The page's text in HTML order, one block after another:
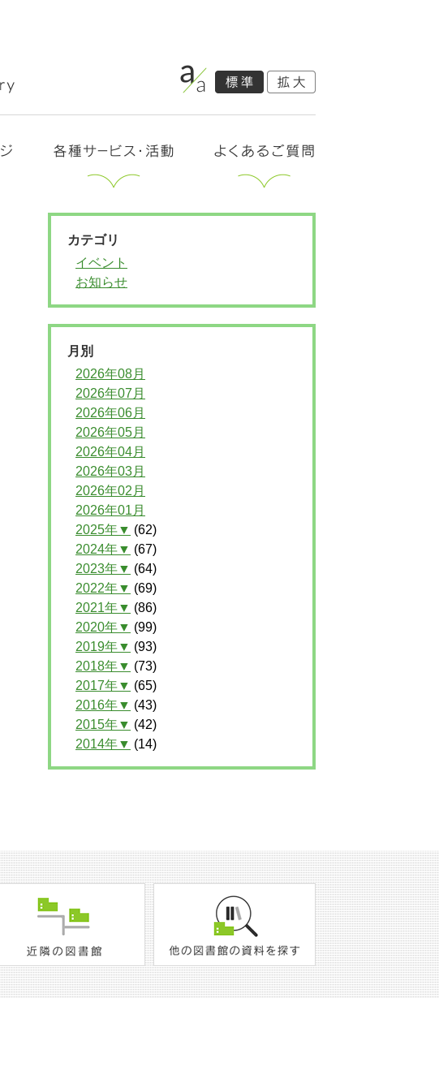
カテゴリ
イベント
お知らせ
月別
2026年08月
2026年07月
2026年06月
2026年05月
2026年04月
2026年03月
2026年02月
2026年01月
2025年▼ (62)
2024年▼ (67)
2023年▼ (64)
2022年▼ (69)
2021年▼ (86)
2020年▼ (99)
2019年▼ (93)
2018年▼ (73)
2017年▼ (65)
2016年▼ (43)
2015年▼ (42)
2014年▼ (14)